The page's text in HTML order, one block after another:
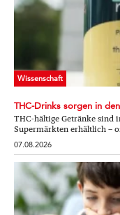
Wissenschaft
THC-Drinks sorgen in
THC-hältige Getränke sind
Supermärkten erhältlich –
07.08.2026